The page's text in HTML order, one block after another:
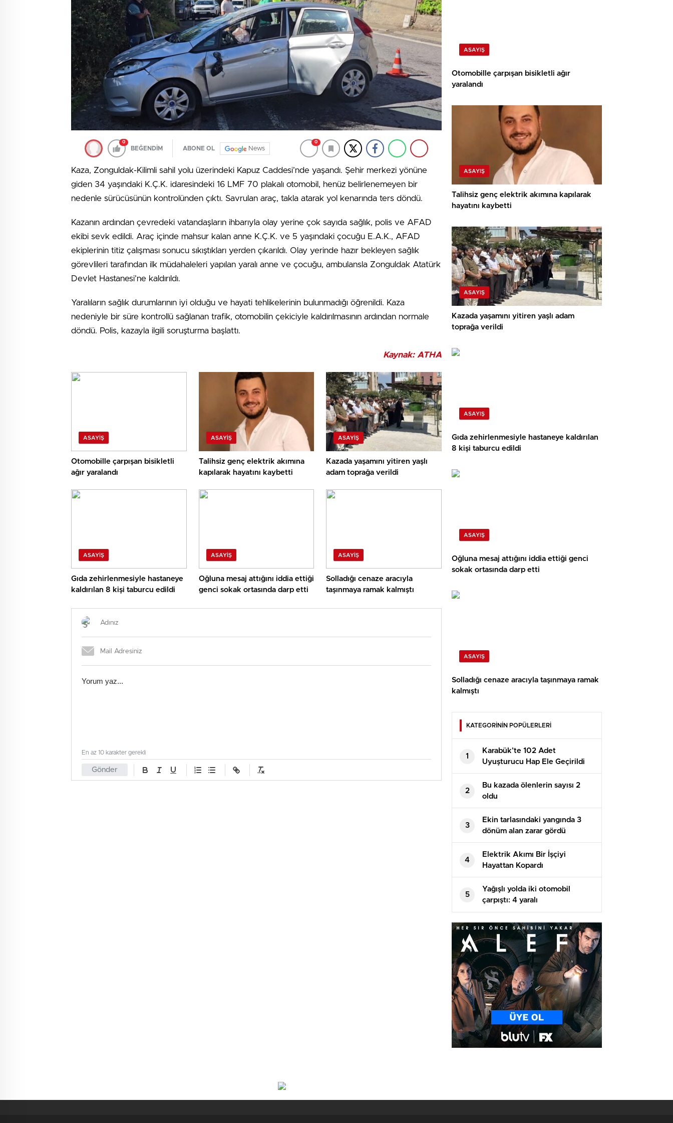
0
BEĞENDİM ABONE OL News
0
Kaza, Zonguldak-Kilimli sahil yolu üzerindeki Kapuz Caddesi’nde yaşandı. Şehir merkezi yönüne
giden 34 yaşındaki K.Ç.K. idaresindeki 16 LMF 70 plakalı otomobil, henüz belirlenemeyen bir
nedenle sürücüsünün kontrolünden çıktı. Savrulan araç, takla atarak yol kenarında ters döndü.
Kazanın ardından çevredeki vatandaşların ihbarıyla olay yerine çok sayıda sağlık, polis ve AFAD
ekibi sevk edildi. Araç içinde mahsur kalan anne K.Ç.K. ve 5 yaşındaki çocuğu E.A.K., AFAD
ekiplerinin titiz çalışması sonucu sıkıştıkları yerden çıkarıldı. Olay yerinde hazır bekleyen sağlık
görevlileri tarafından ilk müdahaleleri yapılan yaralı anne ve çocuğu, ambulansla Zonguldak Atatürk
Devlet Hastanesi’ne kaldırıldı.
Yaralıların sağlık durumlarının iyi olduğu ve hayati tehlikelerinin bulunmadığı öğrenildi. Kaza
nedeniyle bir süre kontrollü sağlanan trafik, otomobilin çekiciyle kaldırılmasının ardından normale
döndü. Polis, kazayla ilgili soruşturma başlattı.
Kaynak: ATHA
ASAYIŞ
Otomobille çarpışan bisikletli
ağır yaralandı
ASAYIŞ
Talihsiz genç elektrik akımına
kapılarak hayatını kaybetti
ASAYIŞ
Kazada yaşamını yitiren yaşlı
adam toprağa verildi
ASAYIŞ
Gıda zehirlenmesiyle hastaneye
kaldırılan 8 kişi taburcu edildi
ASAYIŞ
Oğluna mesaj attığını iddia ettiği
genci sokak ortasında darp etti
ASAYIŞ
Solladığı cenaze aracıyla
taşınmaya ramak kalmıştı
Gönder
En az 10 karakter gerekli
ASAYIŞ
Otomobille çarpışan bisikletli ağır
yaralandı
ASAYIŞ
Talihsiz genç elektrik akımına kapılarak
hayatını kaybetti
ASAYIŞ
Kazada yaşamını yitiren yaşlı adam
toprağa verildi
ASAYIŞ
Gıda zehirlenmesiyle hastaneye kaldırılan
8 kişi taburcu edildi
ASAYIŞ
Oğluna mesaj attığını iddia ettiği genci
sokak ortasında darp etti
ASAYIŞ
Solladığı cenaze aracıyla taşınmaya ramak
kalmıştı
KATEGORİNİN POPÜLERLERİ
1
Karabük’te 102 Adet
Uyuşturucu Hap Ele Geçirildi
2
Bu kazada ölenlerin sayısı 2
oldu
3
Ekin tarlasındaki yangında 3
dönüm alan zarar gördü
4
Elektrik Akımı Bir İşçiyi
Hayattan Kopardı
5
Yağışlı yolda iki otomobil
çarpıştı: 4 yaralı